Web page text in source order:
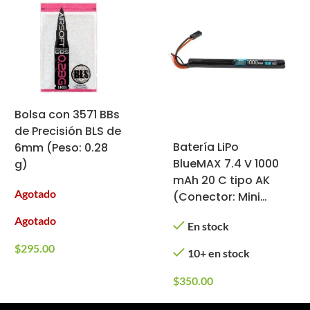
Bolsa con 3571 BBs
de Precisión BLS de
6mm (Peso: 0.28
g)
Agotado
Agotado
$295.00
Batería LiPo
BlueMAX 7.4 V 1000
mAh 20 C tipo AK
(Conector: Mini
En stock
10+ en stock
$350.00